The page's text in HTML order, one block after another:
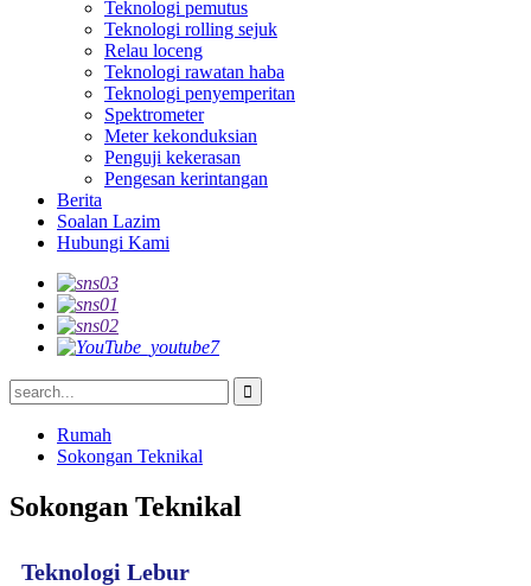
Teknologi pemutus
Teknologi rolling sejuk
Relau loceng
Teknologi rawatan haba
Teknologi penyemperitan
Spektrometer
Meter kekonduksian
Penguji kekerasan
Pengesan kerintangan
Berita
Soalan Lazim
Hubungi Kami
Rumah
Sokongan Teknikal
Sokongan Teknikal
Teknologi Lebur